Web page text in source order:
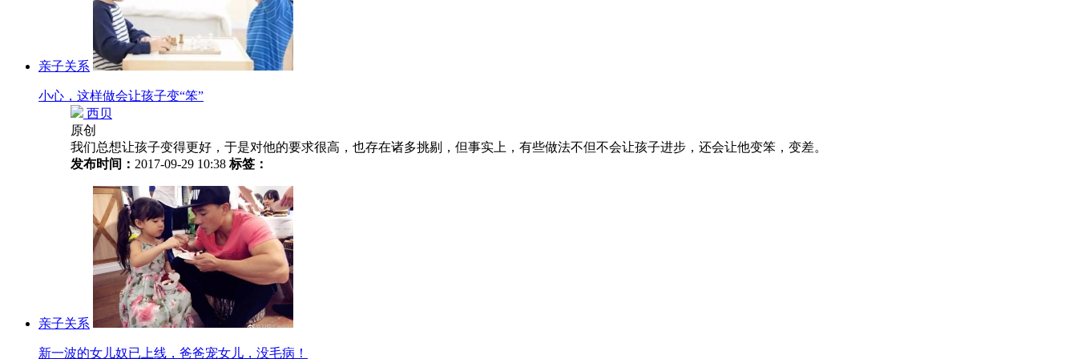
亲子关系
小心，这样做会让孩子变“笨”
西贝
原创
我们总想让孩子变得更好，于是对他的要求很高，也存在诸多挑剔，但事实上，有些做法不但不会让孩子进步，还会让他变笨，变差。
发布时间： 2017-09-29 10:38 标签：
亲子关系
新一波的女儿奴已上线，爸爸宠女儿，没毛病！